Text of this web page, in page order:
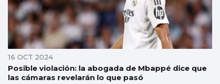
16 OCT 2024
Posible violación: la abogada de Mbappé dice que
las cámaras revelarán lo que pasó